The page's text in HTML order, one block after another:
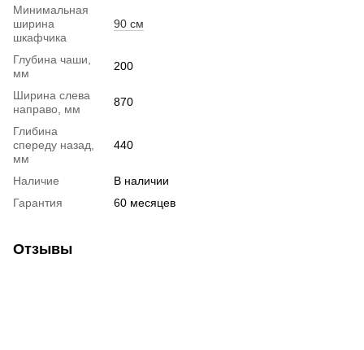
Минимальная
ширина
шкафчика
90 см
Глубина чаши,
мм
200
Ширина слева
направо, мм
870
Глибина
спереду назад,
мм
440
Наличие
В наличии
Гарантия
60 месяцев
Отзывы